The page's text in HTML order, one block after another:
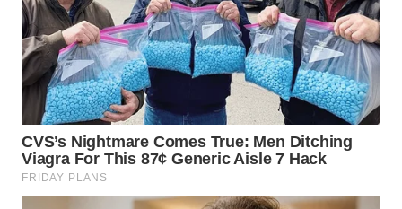
WN
LANGKAT
WN
TAPANULI
SELATAN
WN
TANJUNG
LESUNG